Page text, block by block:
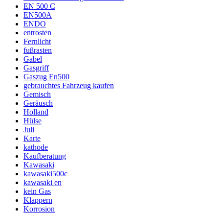
EN 500 C
EN500A
ENDO
entrosten
Fernlicht
fußrasten
Gabel
Gasgriff
Gaszug En500
gebrauchtes Fahrzeug kaufen
Gemisch
Geräusch
Holland
Hülse
Juli
Karte
kathode
Kaufberatung
Kawasaki
kawasaki500c
kawasaki en
kein Gas
Klappern
Korrosion